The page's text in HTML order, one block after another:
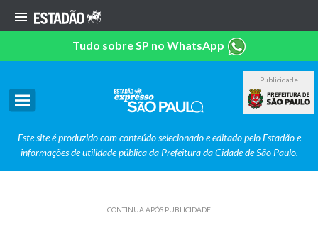
Tudo sobre SP no WhatsApp
Publicidade
Este site é produzido com conteúdo selecionado e editado pelo Estadão e
informações de utilidade pública da Prefeitura da Cidade de São Paulo.
CONTINUA APÓS PUBLICIDADE